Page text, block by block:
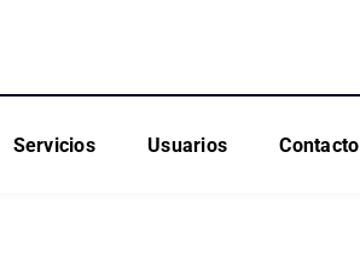
Servicios Usuarios Contacto